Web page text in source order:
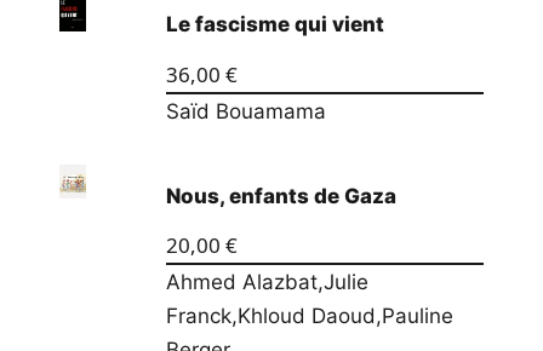
Le fascisme qui vient
36,00 €
Saïd Bouamama
Nous, enfants de Gaza
20,00 €
Ahmed Alazbat,Julie
Franck,Khloud Daoud,Pauline